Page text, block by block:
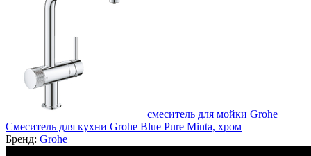
смеситель для мойки Grohe
Смеситель для кухни Grohe Blue Pure Minta, хром
Бренд: Grohe